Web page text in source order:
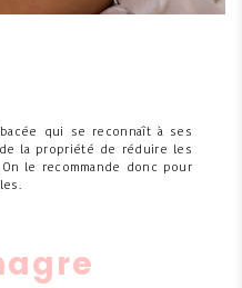
qui se reconnaît à ses
la propriété de réduire les
le recommande donc pour